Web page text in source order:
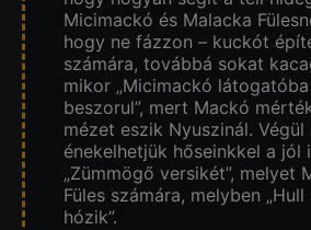
Micimackó és Malacka
hogy ne fázzon – kuckót
számára, továbbá sokat
mikor „Micimackó
beszorul”, mert Mackó
mézet eszik Nyuszinál.
énekelhetjük hőseinkkel a jól
„Zümmögő versikét”, melyet
Füles számára, melyben
hózik”.